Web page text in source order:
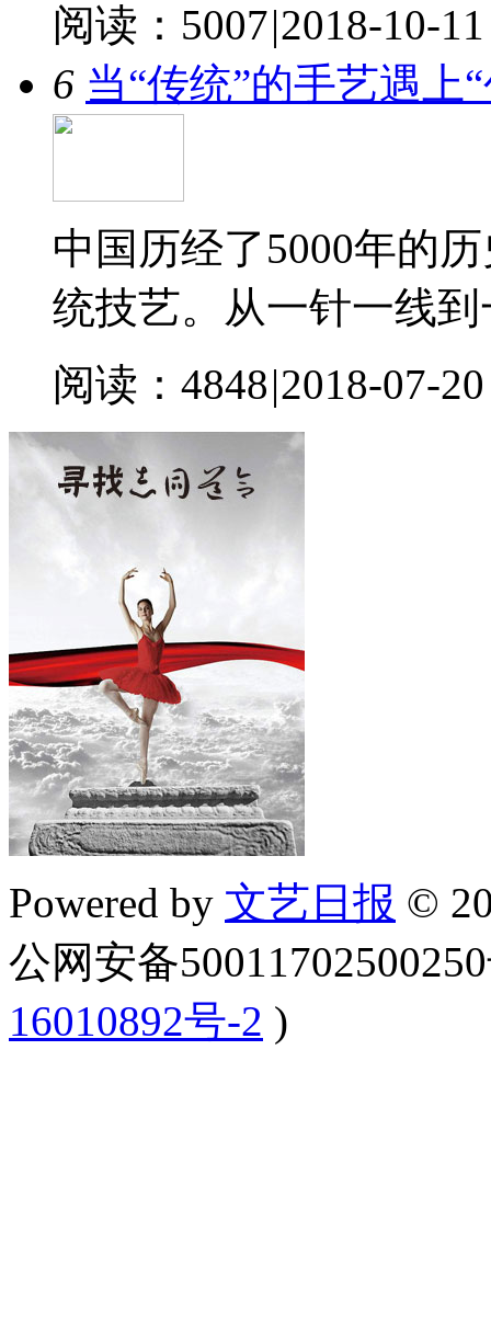
阅读：5007|2018-10-11
6 当“传统”的手艺遇上
中国历经了5000年的
统技艺。从一针一线到
阅读：4848|2018-07-20
Powered by 文艺日报 ©
公网安备
16010892号-2 )